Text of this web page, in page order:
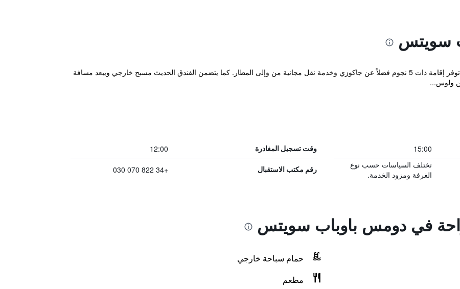
سويتس
تقع Hotel Baobab Suites ضمن تنريف و توفر إقامة ذات 5 نجوم فضلاً عن جاكوزي وخدمة نقل مجانية من وإلى المطار. كما يتضمن الفندق الحديث مسبح خارجي ويبعد مسافة
ولوس...
15:00 وقت تسجيل المغادرة 12:00
تختلف السياسات حسب نوع
الغرفة ومزود الخدمة.
رقم مكتب الاستقبال +34 822 070 030
في دومس باوباب سويتس
حمام سباحة خارجي
مطعم